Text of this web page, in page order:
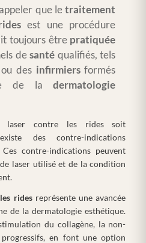
que letraitement
est une procédure
toujours être pratiquée
desanté qualifiés, tels
ou des infirmiersformés
de ladermatologie
laser contre les rides soit
des contre-indications
contre-indications peuvent
laser utilisé et de la condition
ridesreprésente une avancée
de la dermatologie esthétique.
du collagène, la non-
en font une option